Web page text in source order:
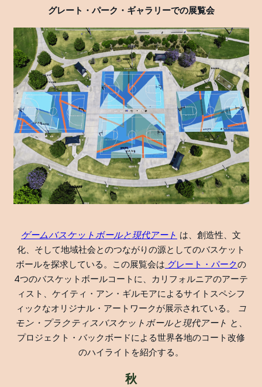
グレート・パーク・ギャラリーでの展覧会
ゲームバスケットボールと現代アート は、創造性、文
化、そして地域社会とのつながりの源としてのバスケット
ボールを探求している。この展覧会は グレート・パークの
4つのバスケットボールコートに、カリフォルニアのアーテ
ィスト、ケイティ・アン・ギルモアによるサイトスペシフ
ィックなオリジナル・アートワークが展示されている。
コ
モン・プラクティスバスケットボールと現代アート と、
プロジェクト・バックボードによる世界各地のコート改修
のハイライトを紹介する。
秋